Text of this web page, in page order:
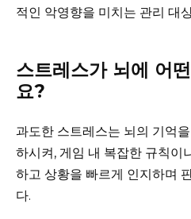
적인 악영향을 미치는 관리 대
스트레스가 뇌에 어
요?
과도한 스트레스는 뇌의 기억
하시켜, 게임 내 복잡한 규칙이
하고 상황을 빠르게 인지하며
다.